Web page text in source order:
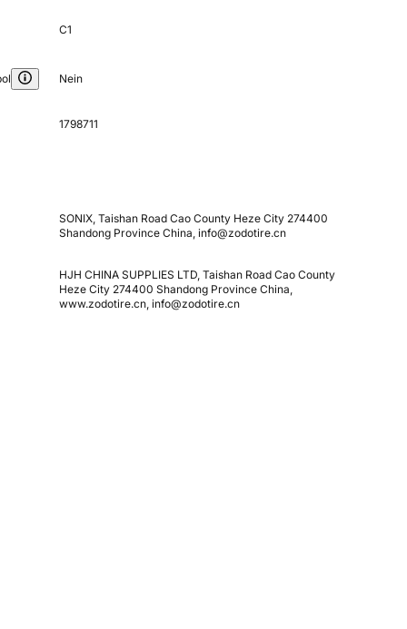
C1
Nein
1798711
SONIX, Taishan Road Cao County Heze City 274400
Shandong Province China, info@zodotire.cn
HJH CHINA SUPPLIES LTD, Taishan Road Cao County
Heze City 274400 Shandong Province China,
www.zodotire.cn, info@zodotire.cn